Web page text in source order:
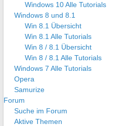
Windows 10 Alle Tutorials
Windows 8 und 8.1
Win 8.1 Übersicht
Win 8.1 Alle Tutorials
Win 8 / 8.1 Übersicht
Win 8 / 8.1 Alle Tutorials
Windows 7 Alle Tutorials
Opera
Samurize
Forum
Suche im Forum
Aktive Themen